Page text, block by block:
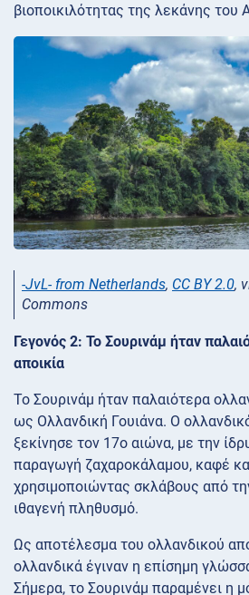
βιοποικιλότητας της λεκάνης του
-JvL- from Netherlands, CC BY 2.0,
Commons
Γεγονός 2: Το Σουρινάμ ήταν
αποικία
Το Σουρινάμ ήταν παλαιότερα
ως Ολλανδική Γουιάνα. Ο
ξεκίνησε τον 17ο αιώνα, με την
παραγωγή ζαχαροκάλαμου, καφέ
χρησιμοποιώντας σκλάβους από
ιθαγενή πληθυσμό.
Ως αποτέλεσμα του ολλανδικού
ολλανδικά έγιναν η επίσημη
Σήμερα, το Σουρινάμ παραμένει η